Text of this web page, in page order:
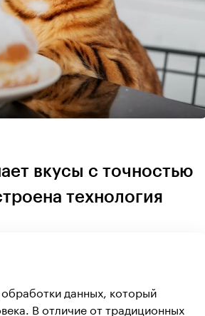
вкусы с точностью
технология
обработки данных, который
В отличие от традиционных